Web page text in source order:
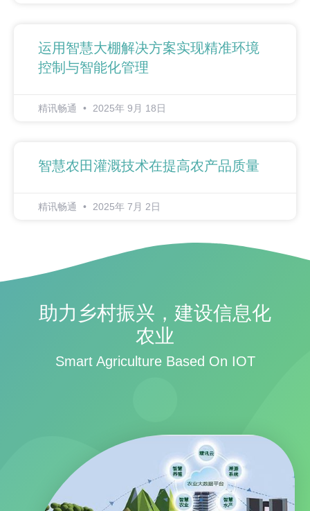
运用智慧大棚解决方案实现精准环境
控制与智能化管理
精讯畅通 2025年 9月 18日
智慧农田灌溉技术在提高农产品质量
精讯畅通 2025年 7月 2日
助力乡村振兴，建设信息化
农业
Smart Agriculture Based On IOT